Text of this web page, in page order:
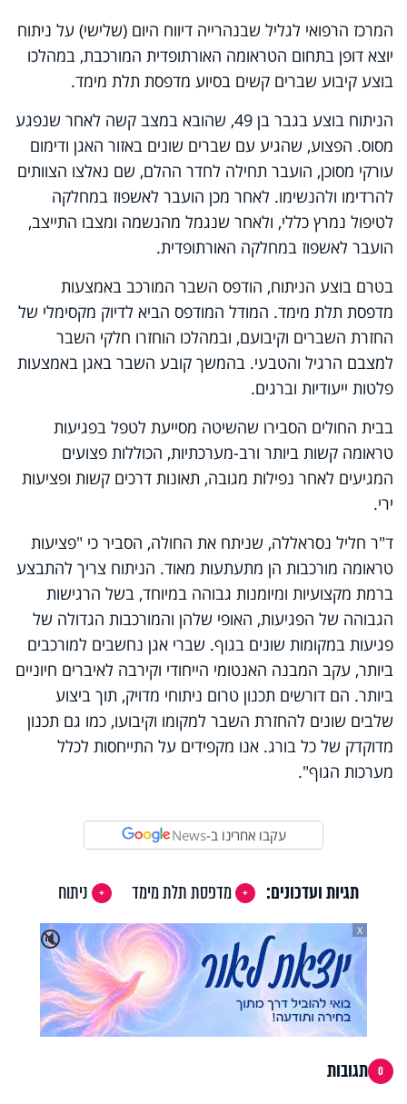
המרכז הרפואי לגליל שבנהרייה דיווח היום (שלישי) על ניתוח
יוצא דופן בתחום הטראומה האורתופדית המורכבת, במהלכו
בוצע קיבוע שברים קשים בסיוע מדפסת תלת מימד.
הניתוח בוצע בגבר בן 49, שהובא במצב קשה לאחר שנפגע
מסוס. הפצוע, שהגיע עם שברים שונים באזור האגן ודימום
עורקי מסוכן, הועבר תחילה לחדר ההלם, שם נאלצו הצוותים
להרדימו ולהנשימו. לאחר מכן הועבר לאשפוז במחלקה
לטיפול נמרץ כללי, ולאחר שנגמל מהנשמה ומצבו התייצב,
הועבר לאשפוז במחלקה האורתופדית.
בטרם בוצע הניתוח, הודפס השבר המורכב באמצעות
מדפסת תלת מימד. המודל המודפס הביא לדיוק מקסימלי של
החזרת השברים וקיבועם, ובמהלכו הוחזרו חלקי השבר
למצבם הרגיל והטבעי. בהמשך קובע השבר באגן באמצעות
פלטות ייעודיות וברגים.
בבית החולים הסבירו שהשיטה מסייעת לטפל בפגיעות
טראומה קשות ביותר ורב-מערכתיות, הכוללות פצועים
המגיעים לאחר נפילות מגובה, תאונות דרכים קשות ופציעות
ירי.
ד"ר חליל נסראללה, שניתח את החולה, הסביר כי "פציעות
טראומה מורכבות הן מתעתעות מאוד. הניתוח צריך להתבצע
ברמת מקצועיות ומיומנות גבוהה במיוחד, בשל הרגישות
הגבוהה של הפגיעות, האופי שלהן והמורכבות הגדולה של
פגיעות במקומות שונים בגוף. שברי אגן נחשבים למורכבים
ביותר, עקב המבנה האנטומי הייחודי וקירבה לאיברים חיוניים
ביותר. הם דורשים תכנון טרום ניתוחי מדויק, תוך ביצוע
שלבים שונים להחזרת השבר למקומו וקיבועו, כמו גם תכנון
מדוקדק של כל בורג. אנו מקפידים על התייחסות לכלל
מערכות הגוף".
עקבו אחרינו ב-News
תגיות ועדכונים: מדפסת תלת מימד
ניתוח
🔇
X
0 תגובות